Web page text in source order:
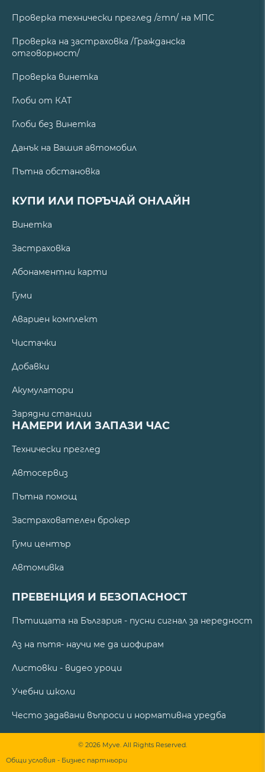
Проверка технически преглед /гтп/ на МПС
Проверка на застраховка /Гражданска
отговорност/
Проверка винетка
Глоби от КАТ
Глоби без Винетка
Данък на Вашия автомобил
Пътна обстановка
КУПИ ИЛИ ПОРЪЧАЙ ОНЛАЙН
Винетка
Застраховка
Абонаментни карти
Гуми
Авариен комплект
Чистачки
Добавки
Акумулатори
Зарядни станции
НАМЕРИ ИЛИ ЗАПАЗИ ЧАС
Технически преглед
Автосервиз
Пътна помощ
Застрахователен брокер
Гуми център
Автомивка
ПРЕВЕНЦИЯ И БЕЗОПАСНОСТ
Пътищата на България - пусни сигнал за нередност
Аз на пътя- научи ме да шофирам
Листовки - видео уроци
Учебни школи
Често задавани въпроси и нормативна уредба
© 2026 Myve. All Rights Reserved.
Общи условия - Бизнес партньори